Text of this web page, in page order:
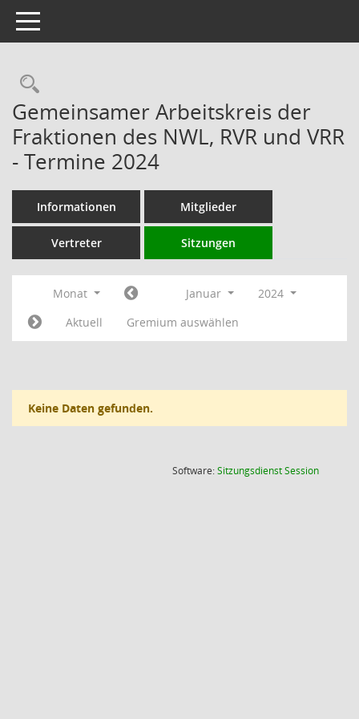
Toggle navigation
Rechercheauswahl
Gemeinsamer Arbeitskreis der
Fraktionen des NWL, RVR und VRR
- Termine 2024
Informationen Mitglieder
Vertreter Sitzungen
Monat Januar
2024
Aktuell
Gremium auswählen
Keine Daten gefunden.
Software:SitzungsdienstSession(Wird in